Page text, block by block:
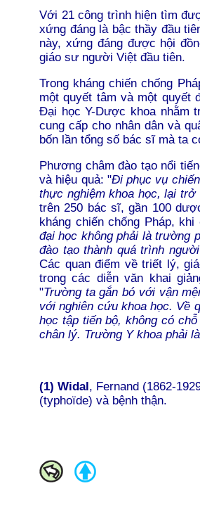
Với 21 công trình hiện tìm
xứng đáng là bậc thầy đầu
này, xứng đáng được hội
giáo sư người Việt đầu tiên.
Trong kháng chiến chống
một quyết tâm và một
Đại học Y-Dược khoa nhằm
cung cấp cho nhân dân và
bốn lần tổng số bác sĩ mà ta
Phương châm đào tạo nổi
và hiệu quả: "Đi phục vụ
thực nghiệm khoa học, lại trở
trên 250 bác sĩ, gần 100
kháng chiến chống Pháp,
đại học không phải là trường
đào tạo thành quá trình
Các quan điểm về triết lý,
trong các diễn văn khai
"Trường ta gắn bó với vận
với nghiên cứu khoa học. Về
học tập tiến bộ, không có
chân lý. Trường Y khoa phải
(1) Widal, Fernand (1862-
(typhoïde) và bệnh thận.